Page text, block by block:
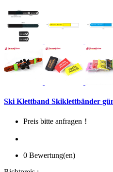
Ski Klettband Skiklettbänder
Preis bitte anfragen！
0 Bewertung(en)